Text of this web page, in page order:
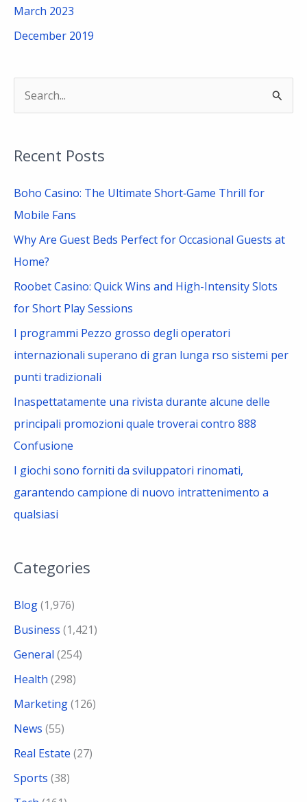
March 2023
December 2019
r
c
h
Recent Posts
Boho Casino: The Ultimate Short‑Game Thrill for
Mobile Fans
Why Are Guest Beds Perfect for Occasional Guests at
Home?
Roobet Casino: Quick Wins and High-Intensity Slots
for Short Play Sessions
I programmi Pezzo grosso degli operatori
internazionali superano di gran lunga rso sistemi per
punti tradizionali
Inaspettatamente una rivista durante alcune delle
principali promozioni quale troverai contro 888
Confusione
I giochi sono forniti da sviluppatori rinomati,
garantendo campione di nuovo intrattenimento a
qualsiasi
Categories
Blog(1,976)
Business (1,421)
General (254)
Health (298)
Marketing(126)
News (55)
Real Estate (27)
Sports (38)